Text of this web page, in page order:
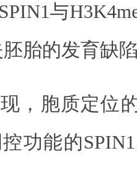
与
胎的发育缺
，胞质定位
功能的